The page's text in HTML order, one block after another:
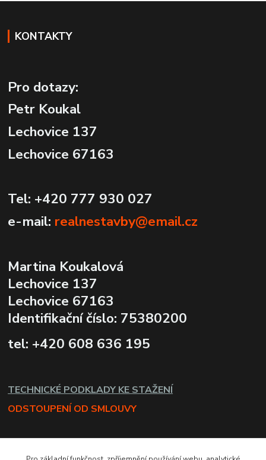
KONTAKTY
Pro dotazy:
Petr Koukal
Lechovice 137
Lechovice 67163
Tel: +420 777 930 027
e-mail: realnestavby@email.cz
Martina Koukalová
Lechovice 137
Lechovice 67163
Identifikační číslo: 75380200
tel: +420 608 636 195
TECHNICKÉ PODKLADY KE STAŽENÍ
ODSTOUPENÍ OD SMLOUVY